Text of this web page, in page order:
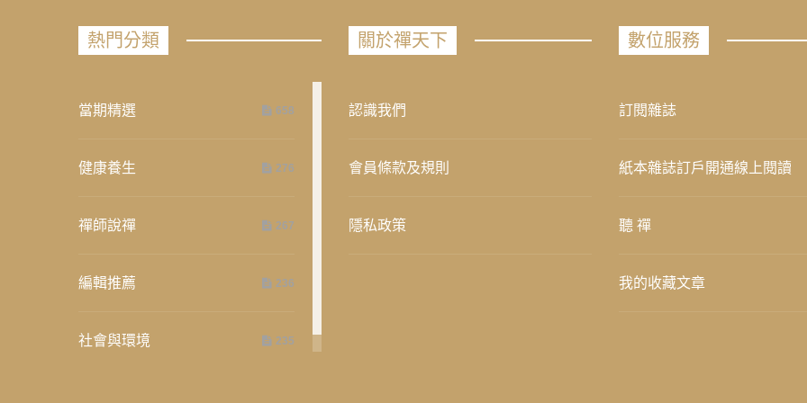
熱門分類
當期精選 658
健康養生 276
禪師說禪 267
編輯推薦 236
社會與環境 235
關於禪天下
認識我們
會員條款及規則
隱私政策
數位服務
訂閱雜誌
紙本雜誌訂戶開通線上閱讀
聽 禪
我的收藏文章